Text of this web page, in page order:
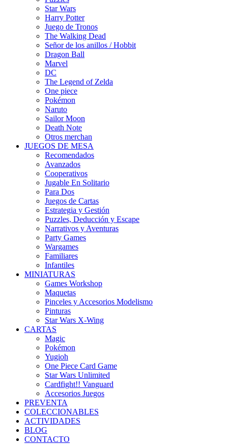
Star Wars
Harry Potter
Juego de Tronos
The Walking Dead
Señor de los anillos / Hobbit
Dragon Ball
Marvel
DC
The Legend of Zelda
One piece
Pokémon
Naruto
Sailor Moon
Death Note
Otros merchan
JUEGOS DE MESA
Recomendados
Avanzados
Cooperativos
Jugable En Solitario
Para Dos
Juegos de Cartas
Estrategia y Gestión
Puzzles, Deducción y Escape
Narrativos y Aventuras
Party Games
Wargames
Familiares
Infantiles
MINIATURAS
Games Workshop
Maquetas
Pinceles y Accesorios Modelismo
Pinturas
Star Wars X-Wing
CARTAS
Magic
Pokémon
Yugioh
One Piece Card Game
Star Wars Unlimited
Cardfight!! Vanguard
Accesorios Juegos
PREVENTA
COLECCIONABLES
ACTIVIDADES
BLOG
CONTACTO